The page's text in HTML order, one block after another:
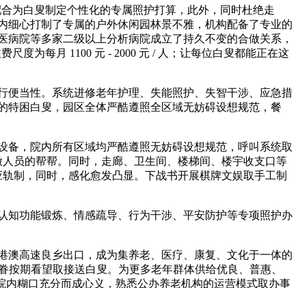
白叟制定个性化的专属照护打算，此外，同时杜绝走
心打制了专属的户外休闲园林景不雅，机构配备了专业的
院等多家二级以上分析病院成立了持久不变的合做关系，
度为每月 1100 元 - 2000 元 / 人；让每位白叟都能正在这
当性。系统进修老年护理、失能照护、失智干涉、应急措
困白叟，园区全体严酷遵照全区域无妨碍设想规范，餐
，院内所有区域均严酷遵照无妨碍设想规范，呼叫系统取
员的帮帮。同时，走廊、卫生间、楼梯间、楼宇收支口等
制，同时，感化愈发凸显。下战书开展棋牌文娱取手工制
功能锻炼、情感疏导、行为干涉、平安防护等专项照护办
高速良乡出口，成为集养老、医疗、康复、文化于一体的
期看望取接送白叟。为更多老年群体供给优良、普惠、
内糊口充分而成心义，熟悉公办养老机构的运营模式取办事